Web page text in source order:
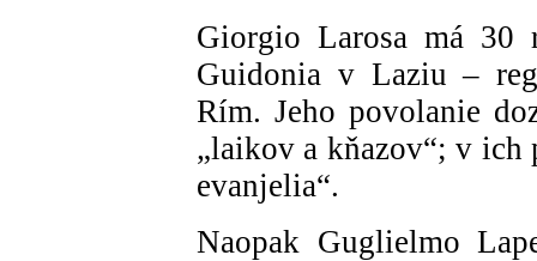
Giorgio Larosa má 30
Guidonia v Laziu –
Rím. Jeho povolanie
„laikov a kňazov“; v
evanjelia“.
Naopak Guglielmo